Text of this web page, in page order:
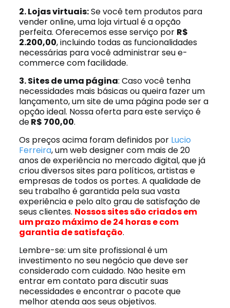
2. Lojas virtuais:Se você tem produtos para
vender online, uma loja virtual é a opção
perfeita. Oferecemos esse serviço por R$
2.200,00, incluindo todas as funcionalidades
necessárias para você administrar seu e-
commerce com facilidade.
3. Sites de uma página: Caso você tenha
necessidades mais básicas ou queira fazer um
lançamento, um site de uma página pode ser a
opção ideal. Nossa oferta para este serviço é
deR$ 700,00.
Os preços acima foram definidos por Lucio
Ferreira, um web designer com mais de 20
anos de experiência no mercado digital, que já
criou diversos sites para políticos, artistas e
empresas de todos os portes. A qualidade de
seu trabalho é garantida pela sua vasta
experiência e pelo alto grau de satisfação de
seus clientes. Nossos sites são criados em
um prazo máximo de 24 horas e com
garantia de satisfação.
Lembre-se: um site profissional é um
investimento no seu negócio que deve ser
considerado com cuidado. Não hesite em
entrar em contato para discutir suas
necessidades e encontrar o pacote que
melhor atenda aos seus objetivos.